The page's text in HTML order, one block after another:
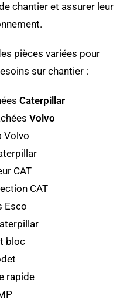
chantier et assurer leur
pièces variées pour
sur chantier :
Caterpillar
Volvo
Volvo
CAT
CAT
Esco
bloc
rapide